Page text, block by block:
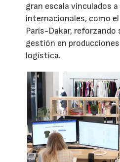
gran escala vinculados
internacionales, como el
París-Dakar, reforzando
gestión en
logística.